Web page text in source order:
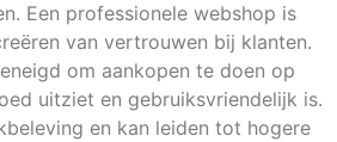
Een professionele webshop is
van vertrouwen bij klanten.
om aankopen te doen op
uitziet en gebruiksvriendelijk is.
en kan leiden tot hogere